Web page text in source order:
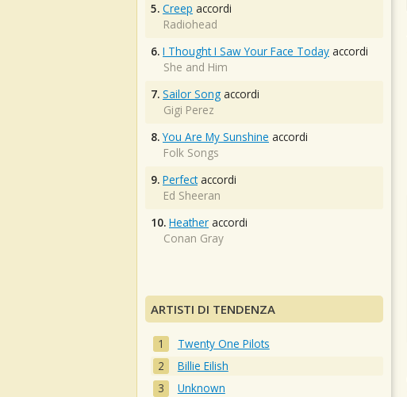
5. Creep accordi
Radiohead
6. I Thought I Saw Your Face Today accordi
She and Him
7. Sailor Song accordi
Gigi Perez
8. You Are My Sunshine accordi
Folk Songs
9. Perfectaccordi
Ed Sheeran
10. Heather accordi
Conan Gray
ARTISTI DI TENDENZA
Twenty One Pilots
Billie Eilish
Unknown